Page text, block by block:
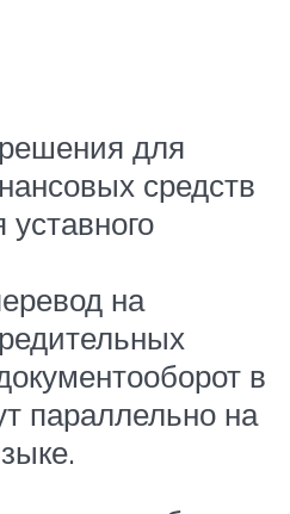
для
средств
на
в
параллельно на